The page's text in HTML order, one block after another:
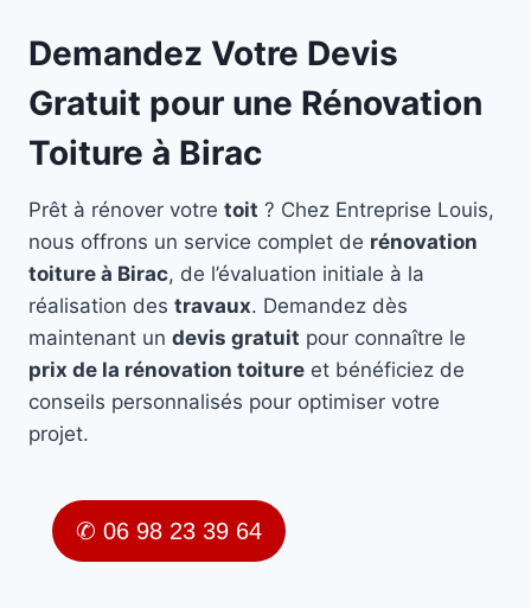
Demandez Votre Devis
Gratuit pour une Rénovation
Toiture à Birac
Prêt à rénover votre toit ? Chez Entreprise Louis,
nous offrons un service complet de rénovation
toiture à Birac, de l’évaluation initiale à la
réalisation des travaux. Demandez dès
maintenant un devis gratuit pour connaître le
prix de la rénovation toiture et bénéficiez de
conseils personnalisés pour optimiser votre
projet.
✆ 06 98 23 39 64